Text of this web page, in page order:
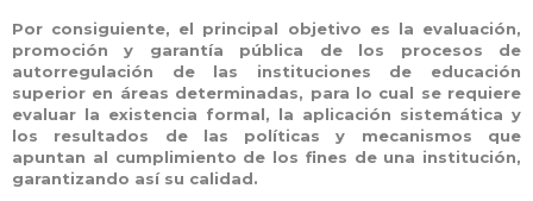
Por consiguiente, el principal objetivo es la evaluación,
promoción y garantía pública de los procesos de
autorregulación de las instituciones de educación
superior en áreas determinadas, para lo cual se requiere
evaluar la existencia formal, la aplicación sistemática y
los resultados de las políticas y mecanismos que
apuntan al cumplimiento de los fines de una institución,
garantizando así su calidad.